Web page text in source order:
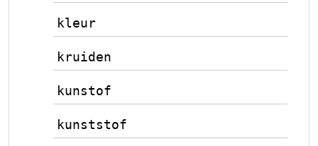
kleur
kruiden
kunstof
kunststof